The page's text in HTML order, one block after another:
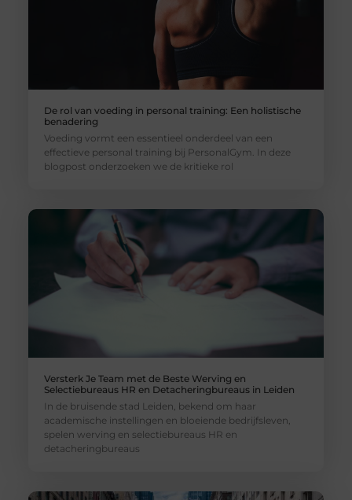
De rol van voeding in personal training: Een holistische
benadering
Voeding vormt een essentieel onderdeel van een
effectieve personal training bij PersonalGym. In deze
blogpost onderzoeken we de kritieke rol
Versterk Je Team met de Beste Werving en
Selectiebureaus HR en Detacheringbureaus in Leiden
In de bruisende stad Leiden, bekend om haar
academische instellingen en bloeiende bedrijfsleven,
spelen werving en selectiebureaus HR en
detacheringbureaus